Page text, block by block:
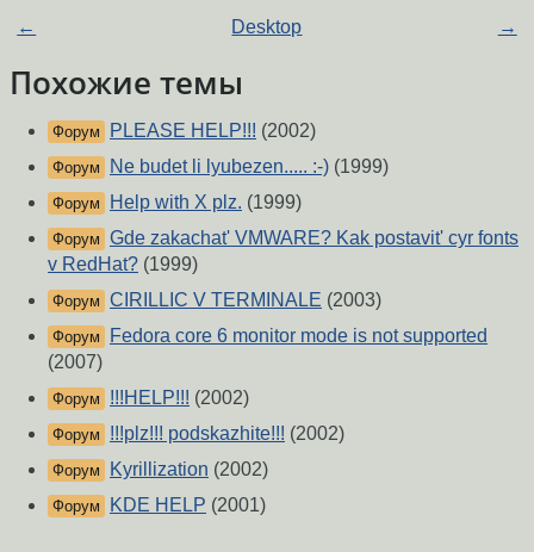
← Desktop →
Похожие темы
Форум PLEASE HELP!!! (2002)
Форум Ne budet li lyubezen..... :-) (1999)
Форум Help with X plz. (1999)
Форум Gde zakachat' VMWARE? Kak postavit' cyr fonts
v RedHat? (1999)
Форум CIRILLIC V TERMINALE (2003)
Форум
Fedora core 6 monitor mode is not supported
(2007)
Форум !!!HELP!!! (2002)
Форум !!!plz!!! podskazhite!!! (2002)
Форум Kyrillization (2002)
Форум KDE HELP (2001)